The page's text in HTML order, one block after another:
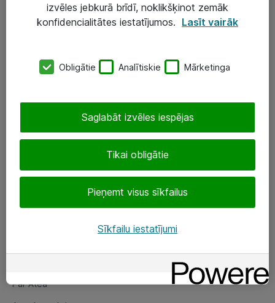
Serveri un datu centri
SIA „ATEA”
eShop@atea.lv
Sekojiet mums
Par Atea
Par Atea
izvēles jebkurā brīdī, noklikšķinot zemāk
konfidencialitātes iestatījumos. Lasīt vairāk
Obligātie Analītiskie Mārketinga
Tikai obligātie
Pieņemt visus sīkfailus
Saglabāt izvēles iespējas
Sīkfailu iestatījumi